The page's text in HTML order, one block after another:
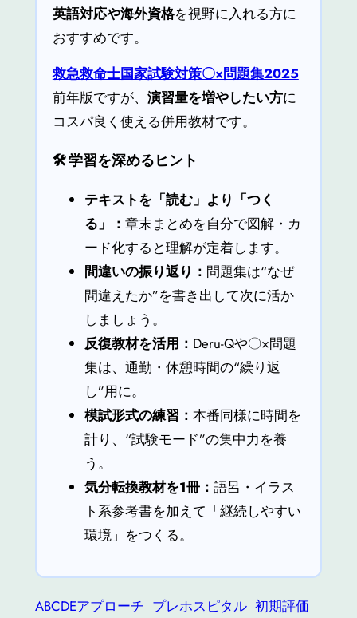
英語対応や海外資格を視野に入れる方に
おすすめです。
救急救命士国家試験対策〇×問題集2025
前年版ですが、 演習量を増やしたい方に
コスパ良く使える併用教材です。
🛠 学習を深めるヒント
テキストを「読む」より「つく
る」： 章末まとめを自分で図解・カ
ード化すると理解が定着します。
間違いの振り返り： 問題集は“なぜ
間違えたか”を書き出して次に活か
しましょう。
反復教材を活用： Deru-Qや〇×問題
集は、通勤・休憩時間の“繰り返
し”用に。
模試形式の練習： 本番同様に時間を
計り、“試験モード”の集中力を養
う。
気分転換教材を1冊： 語呂・イラス
ト系参考書を加えて「継続しやすい
環境」をつくる。
ABCDEアプローチ プレホスピタル 初期評価